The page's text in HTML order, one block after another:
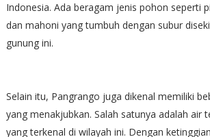
Indonesia. Ada beragam jenis pohon seperti
dan mahoni yang tumbuh dengan subur
gunung ini.
Selain itu, Pangrango juga dikenal memiliki
yang menakjubkan. Salah satunya adalah air
yang terkenal di wilayah ini. Dengan